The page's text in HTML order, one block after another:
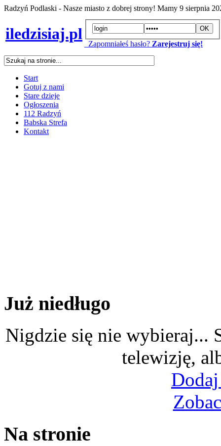
Radzyń Podlaski - Nasze miasto z dobrej strony! Mamy 9 sierpnia
iledzisiaj.pl
Zapomniałeś hasło? Zarejestruj się!
Start
Gotuj z nami
Stare dzieje
Ogłoszenia
112 Radzyń
Babska Strefa
Kontakt
Już niedługo
Nigdzie się nie wybieraj...
telewizję,
Na stronie